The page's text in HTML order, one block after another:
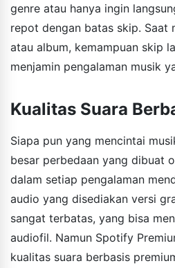
genre atau hanya ingin
repot dengan batas skip. Saat
atau album, kemampuan skip
menjamin pengalaman musik
Kualitas Suara
Siapa pun yang mencintai
besar perbedaan yang dibuat
dalam setiap pengalaman
audio yang disediakan versi
sangat terbatas, yang bisa
audiofil. Namun Spotify
kualitas suara berbasis